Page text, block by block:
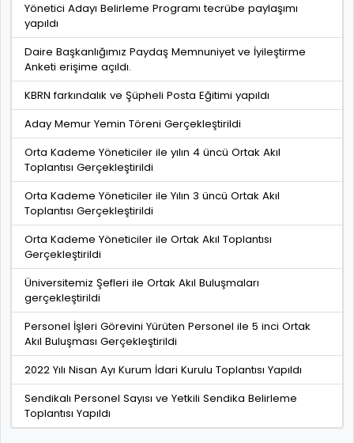
Yönetici Adayı Belirleme Programı tecrübe paylaşımı
yapıldı
Daire Başkanlığımız Paydaş Memnuniyet ve İyileştirme
Anketi erişime açıldı.
KBRN farkındalık ve Şüpheli Posta Eğitimi yapıldı
Aday Memur Yemin Töreni Gerçekleştirildi
Orta Kademe Yöneticiler ile yılın 4 üncü Ortak Akıl
Toplantısı Gerçekleştirildi
Orta Kademe Yöneticiler ile Yılın 3 üncü Ortak Akıl
Toplantısı Gerçekleştirildi
Orta Kademe Yöneticiler ile Ortak Akıl Toplantısı
Gerçekleştirildi
Üniversitemiz Şefleri ile Ortak Akıl Buluşmaları
gerçekleştirildi
Personel İşleri Görevini Yürüten Personel ile 5 inci Ortak
Akıl Buluşması Gerçekleştirildi
2022 Yılı Nisan Ayı Kurum İdari Kurulu Toplantısı Yapıldı
Sendikalı Personel Sayısı ve Yetkili Sendika Belirleme
Toplantısı Yapıldı